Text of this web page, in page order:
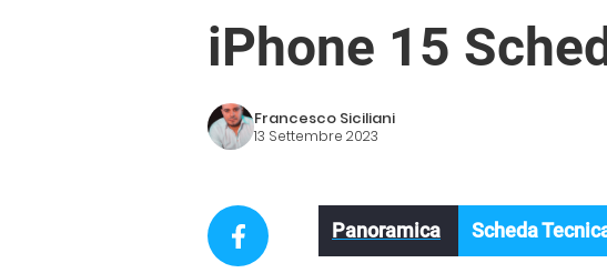
iPhone 15
Francesco Siciliani
13 Settembre 2023
Panoramica Scheda